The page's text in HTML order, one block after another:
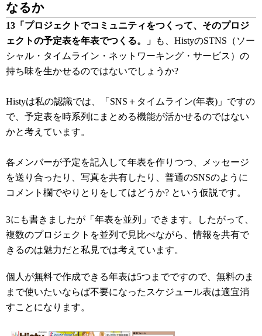
なるか
13「プロジェクトでコミュニティをつくって、そのプロジ
ェクトの予定表を年表でつくる。」
も、HistyのSTNS（ソー
シャル・タイムライン・ネットワーキング・サービス）の
持ち味を生かせるのではないでしょうか?
Histyは私の認識では、「SNS＋タイムライン(年表)」ですの
で、予定表を時系列にまとめる機能が活かせるのではない
かと考えています。
各メンバーが予定を記入して年表を作りつつ、メッセージ
を送り合ったり、写真を共有したり、普通のSNSのように
コメント欄でやりとりをしてはどうか? という仮説です。
3にも書きましたが「年表を並列」できます。したがって、
複数のプロジェクトを並列で見比べながら、情報を共有で
きるのは魅力だと私見では考えています。
個人が無料で作成できる年表は5つまでですので、無料のま
まで使いたいならば不要になったスケジュール表は適宜消
すことになります。